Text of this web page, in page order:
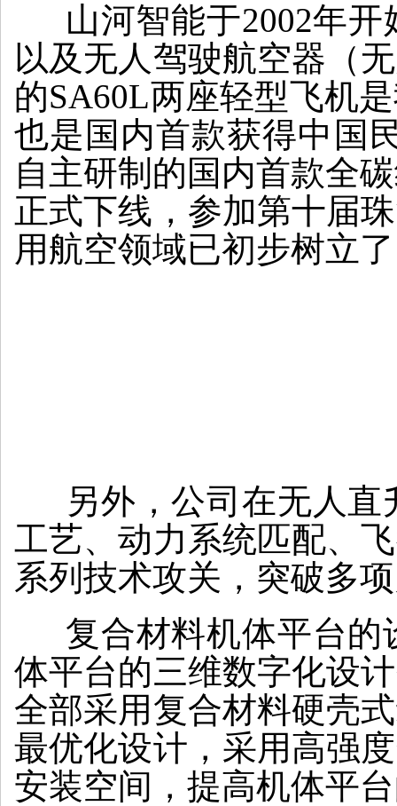
山河智能于2002年开
以及无人驾驶航空器（
的SA60L两座轻型飞机
也是国内首款获得中国
自主研制的国内首款全
正式下线，参加第十届
用航空领域已初步树立
另外，公司在无人直
工艺、动力系统匹配、
系列技术攻关，突破多
复合材料机体平台的
体平台的三维数字化设
全部采用复合材料硬壳
最优化设计，采用高强
安装空间，提高机体平